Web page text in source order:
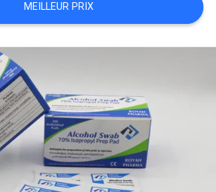
MEILLEUR PRIX